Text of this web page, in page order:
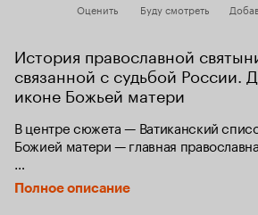
Оценить Буду смотреть
История православной
связанной с судьбой России.
иконе Божьей матери
В центре сюжета — Ватиканский
Божией матери — главная
В фильме описаны четыре пласта
освобождение Москвы ополчением
Полное описание